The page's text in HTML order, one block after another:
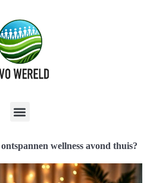
wellness avond thuis?